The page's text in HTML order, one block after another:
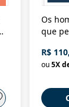
Os
que
Nova
2018)
R$
ou5X